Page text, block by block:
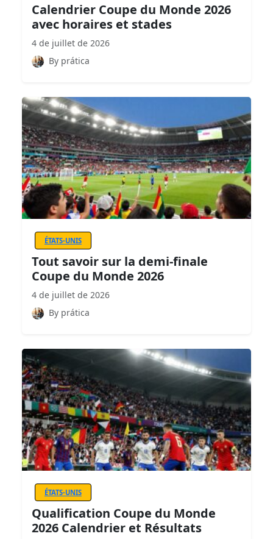
Calendrier Coupe du Monde 2026
avec horaires et stades
4 de juillet de 2026
By prática
ÉTATS-UNIS
Tout savoir sur la demi-finale
Coupe du Monde 2026
4 de juillet de 2026
By prática
ÉTATS-UNIS
Qualification Coupe du Monde
2026 Calendrier et Résultats